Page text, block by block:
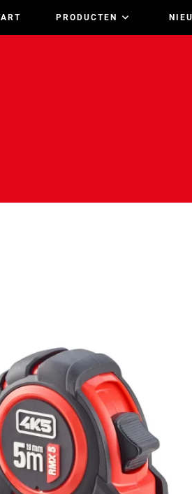
PRODUCTEN